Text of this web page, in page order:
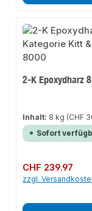
2-K Epoxydharz
Inhalt: 8 kg (CHF
Sofort
Regulärer Preis:
CHF 239.97
zzgl.